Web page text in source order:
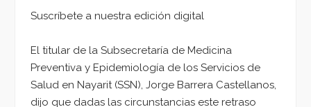
Suscríbete a nuestra edición digital
El titular de la Subsecretaría de Medicina
Preventiva y Epidemiología de los Servicios de
Salud en Nayarit (SSN), Jorge Barrera Castellanos,
dijo que dadas las circunstancias este retraso